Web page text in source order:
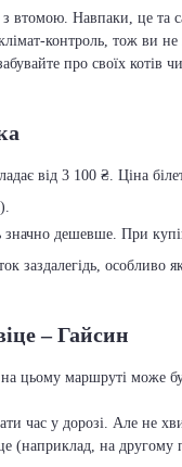
втомою. Навпаки, це та
контроль, тож ви
про своїх
від 3 100 ₴. Ціна
значно дешевше. При
особливо
– Гайсин
цьому маршруті може
час у дорозі. Але не
на другому